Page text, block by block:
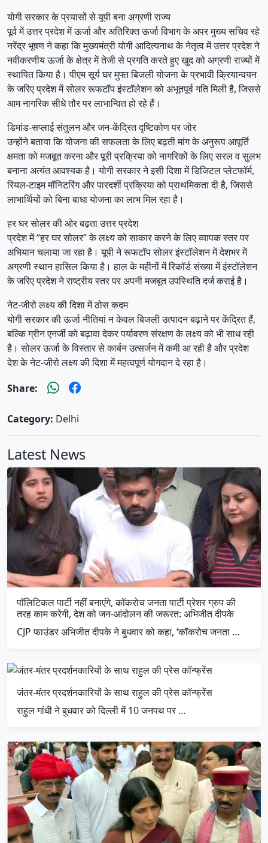
योगी सरकार के प्रयासों से यूपी बना अग्रणी राज्य
पूर्व में उत्तर प्रदेश में ऊर्जा और अतिरिक्त ऊर्जा विभाग के अपर मुख्य सचिव रहे
नरेंद्र भूषण ने कहा कि मुख्यमंत्री योगी आदित्यनाथ के नेतृत्व में उत्तर प्रदेश ने
नवीकरणीय ऊर्जा के क्षेत्र में तेजी से प्रगति करते हुए खुद को अग्रणी राज्यों में
स्थापित किया है। पीएम सूर्य घर मुफ्त बिजली योजना के प्रभावी क्रियान्वयन
के जरिए प्रदेश में सोलर रूफटॉप इंस्टॉलेशन को अभूतपूर्व गति मिली है, जिससे
आम नागरिक सीधे तौर पर लाभान्वित हो रहे हैं।
डिमांड-सप्लाई संतुलन और जन-केंद्रित दृष्टिकोण पर जोर
उन्होंने बताया कि योजना की सफलता के लिए बढ़ती मांग के अनुरूप आपूर्ति
क्षमता को मजबूत करना और पूरी प्रक्रिया को नागरिकों के लिए सरल व सुलभ
बनाना अत्यंत आवश्यक है। योगी सरकार ने इसी दिशा में डिजिटल प्लेटफॉर्म,
रियल-टाइम मॉनिटरिंग और पारदर्शी प्रक्रिया को प्राथमिकता दी है, जिससे
लाभार्थियों को बिना बाधा योजना का लाभ मिल रहा है।
हर घर सोलर की ओर बढ़ता उत्तर प्रदेश
प्रदेश में “हर घर सोलर” के लक्ष्य को साकार करने के लिए व्यापक स्तर पर
अभियान चलाया जा रहा है। यूपी ने रूफटॉप सोलर इंस्टॉलेशन में देशभर में
अग्रणी स्थान हासिल किया है। हाल के महीनों में रिकॉर्ड संख्या में इंस्टॉलेशन
के जरिए प्रदेश ने राष्ट्रीय स्तर पर अपनी मजबूत उपस्थिति दर्ज कराई है।
नेट-जीरो लक्ष्य की दिशा में ठोस कदम
योगी सरकार की ऊर्जा नीतियां न केवल बिजली उत्पादन बढ़ाने पर केंद्रित हैं,
बल्कि ग्रीन एनर्जी को बढ़ावा देकर पर्यावरण संरक्षण के लक्ष्य को भी साध रही
है। सोलर ऊर्जा के विस्तार से कार्बन उत्सर्जन में कमी आ रही है और प्रदेश
देश के नेट-जीरो लक्ष्य की दिशा में महत्वपूर्ण योगदान दे रहा है।
Share:
Category: Delhi
Latest News
पॉलिटिकल पार्टी नहीं बनाएंगे, कॉकरोच जनता पार्टी प्रेशर ग्रुप की
तरह काम करेगी, देश को जन-आंदोलन की जरूरत: अभिजीत दीपके
CJP फाउंडर अभिजीत दीपके ने बुधवार को कहा, ‘कॉकरोच जनता …
जंतर-मंतर प्रदर्शनकारियों के साथ राहुल की प्रेस कॉन्फ्रेंस
राहुल गांधी ने बुधवार को दिल्ली में 10 जनपथ पर …